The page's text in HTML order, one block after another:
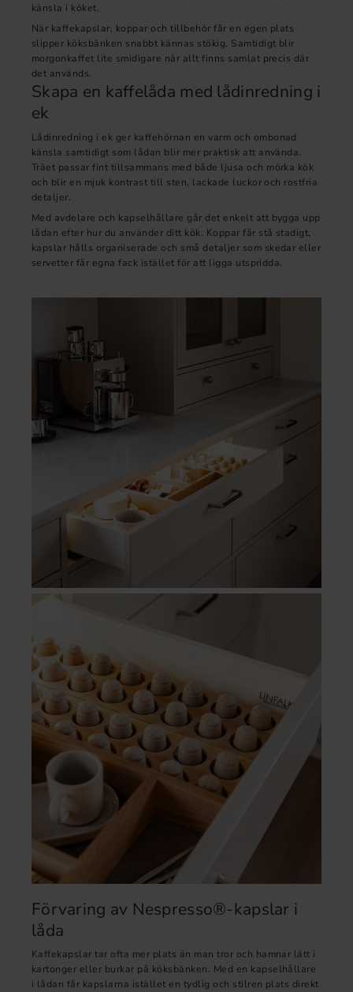
känsla i köket.
När kaffekapslar, koppar och tillbehör får en egen plats
slipper köksbänken snabbt kännas stökig. Samtidigt blir
morgonkaffet lite smidigare när allt finns samlat precis där
det används.
Skapa en kaffelåda med lådinredning i
ek
Lådinredning i ek ger kaffehörnan en varm och ombonad
känsla samtidigt som lådan blir mer praktisk att använda.
Träet passar fint tillsammans med både ljusa och mörka kök
och blir en mjuk kontrast till sten, lackade luckor och rostfria
detaljer.
Med avdelare och kapselhållare går det enkelt att bygga upp
lådan efter hur du använder ditt kök. Koppar får stå stadigt,
kapslar hålls organiserade och små detaljer som skedar eller
servetter får egna fack istället för att ligga utspridda.
Förvaring av Nespresso®-kapslar i
låda
Kaffekapslar tar ofta mer plats än man tror och hamnar lätt i
kartonger eller burkar på köksbänken. Med en kapselhållare
i lådan får kapslarna istället en tydlig och stilren plats direkt